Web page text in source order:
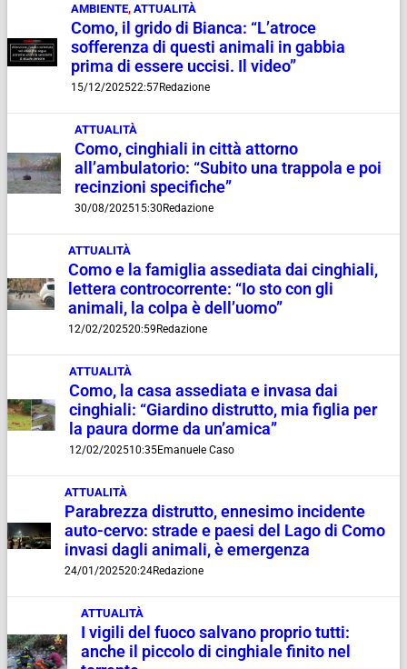
AMBIENTE,ATTUALITÀ
Como, il grido di Bianca: “L’atroce
sofferenza di questi animali in gabbia
prima di essere uccisi. Il video”
15/12/202522:57Redazione
ATTUALITÀ
Como, cinghiali in città attorno
all’ambulatorio: “Subito una trappola e poi
recinzioni specifiche”
30/08/202515:30Redazione
ATTUALITÀ
Como e la famiglia assediata dai cinghiali,
lettera controcorrente: “Io sto con gli
animali, la colpa è dell’uomo”
12/02/202520:59Redazione
ATTUALITÀ
Como, la casa assediata e invasa dai
cinghiali: “Giardino distrutto, mia figlia per
la paura dorme da un’amica”
12/02/202510:35Emanuele Caso
ATTUALITÀ
Parabrezza distrutto, ennesimo incidente
auto-cervo: strade e paesi del Lago di Como
invasi dagli animali, è emergenza
24/01/202520:24Redazione
ATTUALITÀ
I vigili del fuoco salvano proprio tutti:
anche il piccolo di cinghiale finito nel